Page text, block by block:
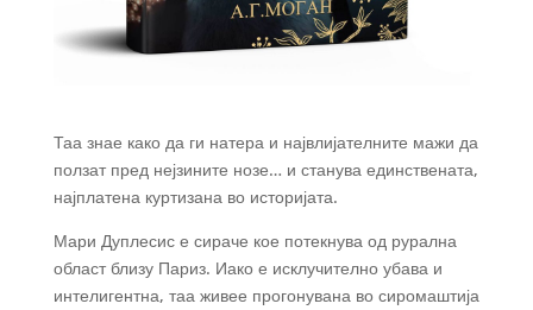
Таа знае како да ги натера и највлијателните мажи да
ползат пред нејзините нозе… и станува единствената,
најплатена куртизана во историјата.
Мари Дуплесис е сираче кое потекнува од рурална
област близу Париз. Иако е исклучително убава и
интелигентна, таа живее прогонувана во сиромаштија